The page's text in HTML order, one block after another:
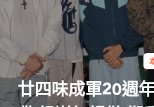
廿四味成軍20週